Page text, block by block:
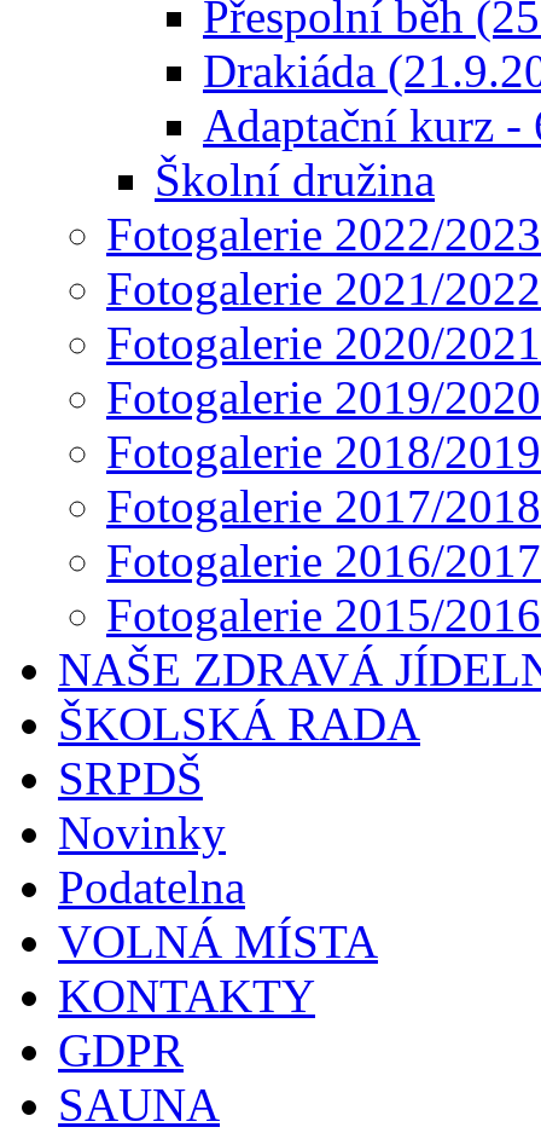
Přespolní běh
Drakiáda
Adaptační kurz -
Školní družina
Fotogalerie 2022/2023
Fotogalerie 2021/2022
Fotogalerie 2020/2021
Fotogalerie 2019/2020
Fotogalerie 2018/2019
Fotogalerie 2017/2018
Fotogalerie 2016/2017
Fotogalerie 2015/2016
NAŠE ZDRAVÁ
ŠKOLSKÁ RADA
SRPDŠ
Novinky
Podatelna
VOLNÁ MÍSTA
KONTAKTY
GDPR
SAUNA